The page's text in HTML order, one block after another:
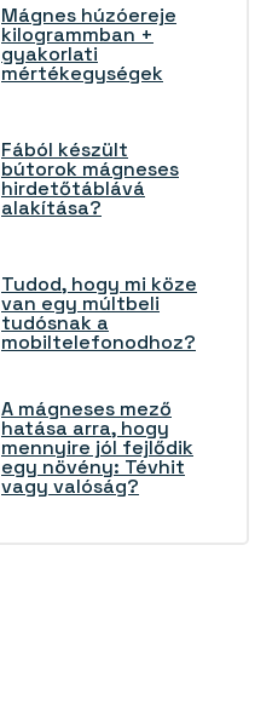
Mágnes húzóereje
kilogrammban +
gyakorlati
mértékegységek
Fából készült
bútorok mágneses
hirdetőtáblává
alakítása?
Tudod, hogy mi köze
van egy múltbeli
tudósnak a
mobiltelefonodhoz?
A mágneses mező
hatása arra, hogy
mennyire jól fejlődik
egy növény: Tévhit
vagy valóság?